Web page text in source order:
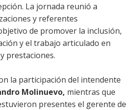
La jornada reunió a
y referentes
de promover la inclusión,
y el trabajo articulado en
prestaciones.
la participación del intendente
Molinuevo, mientras que
presentes el gerente de